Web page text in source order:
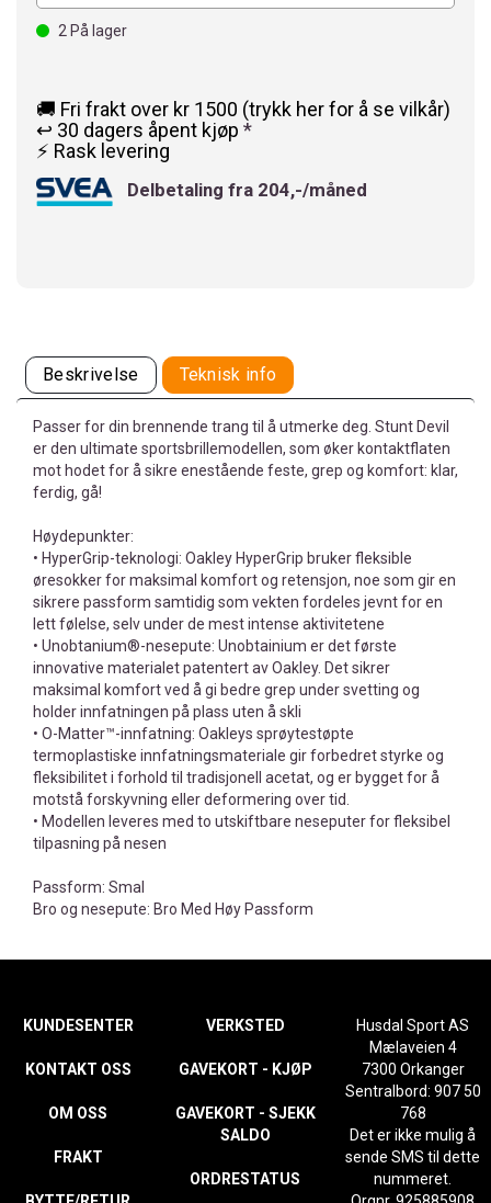
2 På lager
🚚 Fri frakt over kr 1500 (trykk her for å se vilkår)
↩️ 30 dagers åpent kjøp *
⚡ Rask levering
Delbetaling fra 204,-/måned
Beskrivelse Teknisk info
Passer for din brennende trang til å utmerke deg. Stunt Devil
er den ultimate sportsbrillemodellen, som øker kontaktflaten
mot hodet for å sikre enestående feste, grep og komfort: klar,
ferdig, gå!
Høydepunkter:
• HyperGrip-teknologi: Oakley HyperGrip bruker fleksible
øresokker for maksimal komfort og retensjon, noe som gir en
sikrere passform samtidig som vekten fordeles jevnt for en
lett følelse, selv under de mest intense aktivitetene
• Unobtanium®-nesepute: Unobtainium er det første
innovative materialet patentert av Oakley. Det sikrer
maksimal komfort ved å gi bedre grep under svetting og
holder innfatningen på plass uten å skli
• O-Matter™-innfatning: Oakleys sprøytestøpte
termoplastiske innfatningsmateriale gir forbedret styrke og
fleksibilitet i forhold til tradisjonell acetat, og er bygget for å
motstå forskyvning eller deformering over tid.
• Modellen leveres med to utskiftbare neseputer for fleksibel
tilpasning på nesen
Passform: Smal
Bro og nesepute: Bro Med Høy Passform
KUNDESENTER
KONTAKT OSS
OM OSS
FRAKT
VERKSTED
GAVEKORT - KJØP
GAVEKORT - SJEKK
SALDO
ORDRESTATUS
Husdal Sport AS
Mælaveien 4
7300 Orkanger
Sentralbord: 907 50
768
Det er ikke mulig å
sende SMS til dette
nummeret.